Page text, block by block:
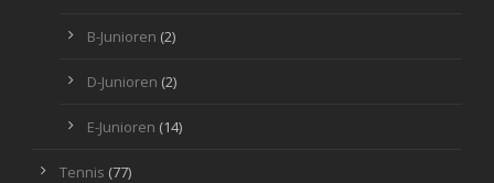
B-Junioren (2)
D-Junioren (2)
E-Junioren (14)
Tennis (77)